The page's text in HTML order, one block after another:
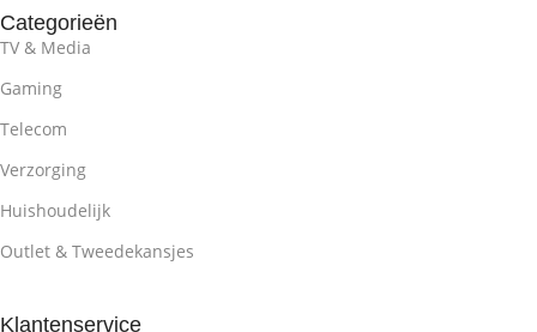
Categorieën
TV & Media
Gaming
Telecom
Verzorging
Huishoudelijk
Outlet & Tweedekansjes
Klantenservice